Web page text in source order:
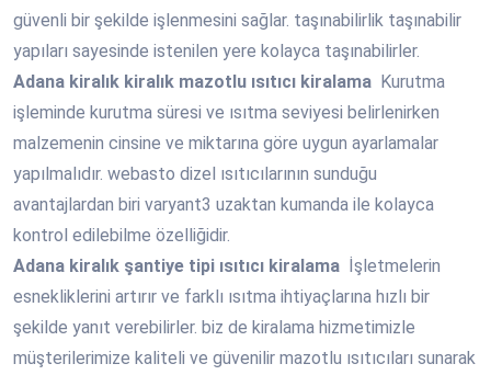
güvenli bir şekilde işlenmesini sağlar. taşınabilirlik taşınabilir
yapıları sayesinde istenilen yere kolayca taşınabilirler.
Adana kiralık kiralık mazotlu ısıtıcı kiralama Kurutma
işleminde kurutma süresi ve ısıtma seviyesi belirlenirken
malzemenin cinsine ve miktarına göre uygun ayarlamalar
yapılmalıdır. webasto dizel ısıtıcılarının sunduğu
avantajlardan biri varyant3 uzaktan kumanda ile kolayca
kontrol edilebilme özelliğidir.
Adana kiralık şantiye tipi ısıtıcı kiralama İşletmelerin
esnekliklerini artırır ve farklı ısıtma ihtiyaçlarına hızlı bir
şekilde yanıt verebilirler. biz de kiralama hizmetimizle
müşterilerimize kaliteli ve güvenilir mazotlu ısıtıcıları sunarak